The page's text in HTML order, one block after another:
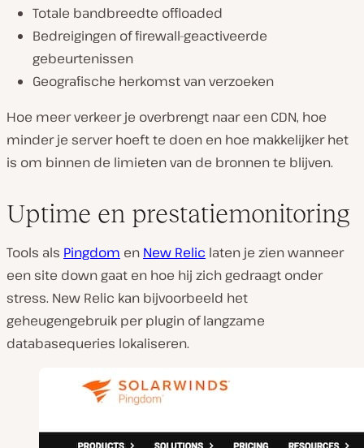
Totale bandbreedte offloaded
Bedreigingen of firewall-geactiveerde
gebeurtenissen
Geografische herkomst van verzoeken
Hoe meer verkeer je overbrengt naar een CDN, hoe
minder je server hoeft te doen en hoe makkelijker het
is om binnen de limieten van de bronnen te blijven.
Uptime en prestatiemonitoring
Tools als Pingdom en New Relic laten je zien wanneer
een site down gaat en hoe hij zich gedraagt onder
stress. New Relic kan bijvoorbeeld het
geheugengebruik per plugin of langzame
databasequeries lokaliseren.